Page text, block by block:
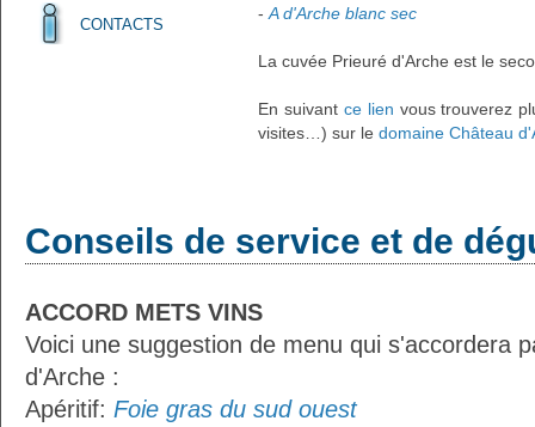
CONTACTS
- A d'Arche blanc sec
La cuvée Prieuré d'Arche est le
En suivant ce lien vous trouverez
visites…) sur le domaine Château
Conseils de service et de
ACCORD METS VINS
Voici une suggestion de menu qui s'accordera
d'Arche :
Apéritif: Foie gras du sud ouest